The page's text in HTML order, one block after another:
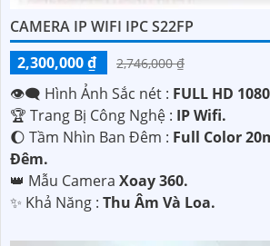
CAMERA IP WIFI IPC S22FP
2,300,000 ₫
2,746,000 ₫
👁️‍🗨 Hình Ảnh Sắc nét : FULL HD
🏆 Trang Bị Công Nghệ : IP Wifi.
🌔 Tầm Nhìn Ban Đêm : Full Color
Đêm.
👑 Mẫu Camera Xoay 360.
️✨ Khả Năng : Thu Âm Và Loa.